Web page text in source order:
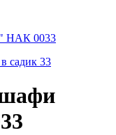
НАК 0033
шафи